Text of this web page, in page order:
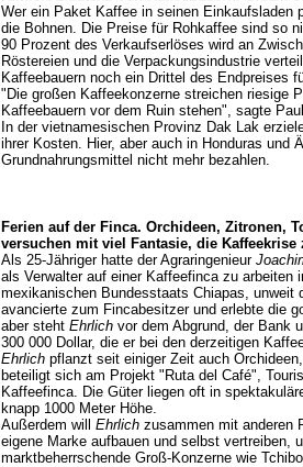
Wer ein Paket Kaffee in seinen Einkaufsladen
die Bohnen. Die Preise für Rohkaffee sind so
90 Prozent des Verkaufserlöses wird an
Röstereien und die Verpackungsindustrie
Kaffeebauern noch ein Drittel des Endpreises
"Die großen Kaffeekonzerne streichen riesige
Kaffeebauern vor dem Ruin stehen", sagte
In der vietnamesischen Provinz Dak Lak
ihrer Kosten. Hier, aber auch in Honduras und
Grundnahrungsmittel nicht mehr bezahlen.
Ferien auf der Finca. Orchideen, Zitronen,
versuchen mit viel Fantasie, die Kaffeekrise
Als 25-Jähriger hatte der Agraringenieur
als Verwalter auf einer Kaffeefinca zu arbeiten
mexikanischen Bundesstaats Chiapas, unweit
avancierte zum Fincabesitzer und erlebte die
aber steht Ehrlich vor dem Abgrund, der Bank
300 000 Dollar, die er bei den derzeitigen
Ehrlich pflanzt seit einiger Zeit auch
beteiligt sich am Projekt "Ruta del Café",
Kaffeefinca. Die Güter liegen oft in
knapp 1000 Meter Höhe.
Außerdem will Ehrlich zusammen mit anderen
eigene Marke aufbauen und selbst vertreiben,
marktbeherrschende Groß-Konzerne wie